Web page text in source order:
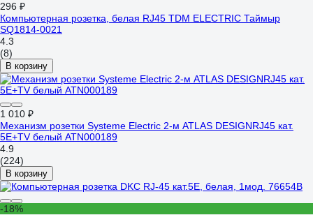
296 ₽
Компьютерная розетка, белая RJ45 TDM ELECTRIC Таймыр
SQ1814-0021
4.3
(8)
В корзину
1 010 ₽
Механизм розетки Systeme Electric 2-м ATLAS DESIGNRJ45 кат.
5E+TV белый ATN000189
4.9
(224)
В корзину
-18%